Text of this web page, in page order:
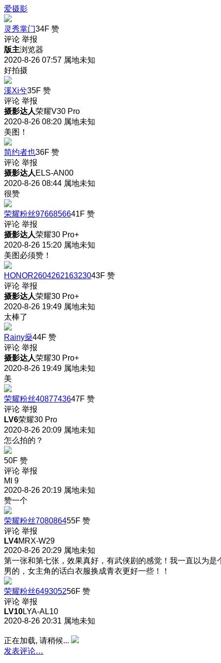
爱摄影
灵秀掌门34F 赞
评论 举报
版主浏览器
2020-8-26 07:57 属地未知
好拍摄
溪Xi兮35F 赞
评论 举报
摄影达人荣耀V30 Pro
2020-8-26 08:20 属地未知
美图！
简约者也36F 赞
评论 举报
摄影达人 ELS-AN00
2020-8-26 08:44 属地未知
很赞
荣耀粉丝9766856641F 赞
评论 举报
摄影达人荣耀30 Pro+
2020-8-26 15:20 属地未知
美图必须赞！
HONOR260426216323043F 赞
评论 举报
摄影达人荣耀30 Pro+
2020-8-26 19:49 属地未知
太棒了
Rainy燊44F 赞
评论 举报
摄影达人荣耀30 Pro+
2020-8-26 19:49 属地未知
美
荣耀粉丝4087743647F 赞
评论 举报
LV6荣耀30 Pro
2020-8-26 20:09 属地未知
怎么拍的？
50F 赞
评论 举报
MI 9
2020-8-26 20:19 属地未知
赞一个
荣耀粉丝708086455F 赞
评论 举报
LV4MRX-W29
2020-8-26 20:29 属地未知
第一张和第七张，效果真好，有武侠剧的感觉！我一直以为是
男的 ，女主角的话白衣服换成青衣更好一些！！
荣耀粉丝649305256F 赞
评论 举报
LV10LYA-AL10
2020-8-26 20:31 属地未知
正在加载, 请稍候...
发表评论…